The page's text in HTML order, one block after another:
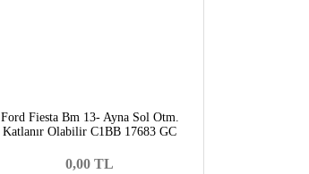
Ford Fiesta Bm 13- Ayna Sol Otm.
Katlanır Olabilir C1BB 17683 GC
0,00 TL